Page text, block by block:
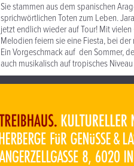
Sie stammen aus dem spanischen
sprichwörtlichen Toten zum Leben.
jetzt endlich wieder auf Tour! Mit
Melodien feiern sie eine Fiesta, bei
Ein Vorgeschmack auf den Sommer,
auch musikalisch auf tropisches